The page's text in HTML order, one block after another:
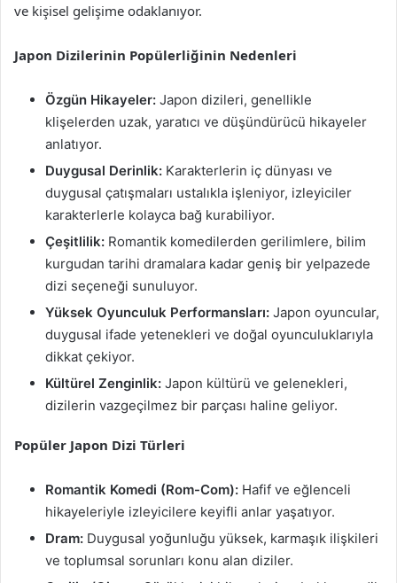
ve kişisel gelişime odaklanıyor.
Japon Dizilerinin Popülerliğinin Nedenleri
Özgün Hikayeler: Japon dizileri, genellikle
klişelerden uzak, yaratıcı ve düşündürücü hikayeler
anlatıyor.
Duygusal Derinlik: Karakterlerin iç dünyası ve
duygusal çatışmaları ustalıkla işleniyor, izleyiciler
karakterlerle kolayca bağ kurabiliyor.
Çeşitlilik: Romantik komedilerden gerilimlere, bilim
kurgudan tarihi dramalara kadar geniş bir yelpazede
dizi seçeneği sunuluyor.
Yüksek Oyunculuk Performansları: Japon oyuncular,
duygusal ifade yetenekleri ve doğal oyunculuklarıyla
dikkat çekiyor.
Kültürel Zenginlik: Japon kültürü ve gelenekleri,
dizilerin vazgeçilmez bir parçası haline geliyor.
Popüler Japon Dizi Türleri
Romantik Komedi (Rom-Com): Hafif ve eğlenceli
hikayeleriyle izleyicilere keyifli anlar yaşatıyor.
Dram: Duygusal yoğunluğu yüksek, karmaşık ilişkileri
ve toplumsal sorunları konu alan diziler.